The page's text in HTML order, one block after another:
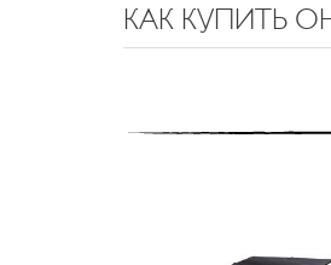
КАК КУПИТЬ